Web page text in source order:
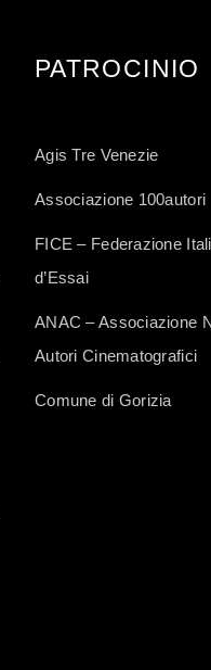
PATROCINIO
Agis Tre Venezie
Associazione 100autori
FICE – Federazione
d’Essai
ANAC – Associazione
Autori Cinematografici
Comune di Gorizia